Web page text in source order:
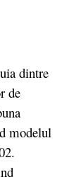
dintre
de
modelul